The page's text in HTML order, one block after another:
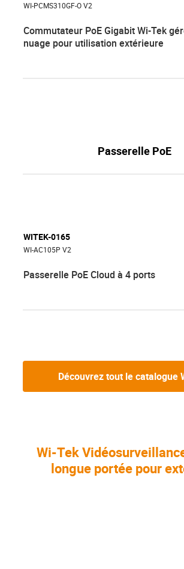
WI-PCMS310GF-O V2
Commutateur PoE Gigabit Wi-Tek
nuage pour utilisation extérieure
Passerelle PoE
WITEK-0165
WI-AC105P V2
Passerelle PoE Cloud à 4 ports
Découvrez tout le catalogue
Wi-Tek
longue portée pour